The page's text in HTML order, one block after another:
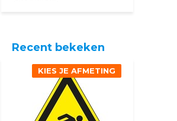
Recent bekeken
KIES JE AFMETING